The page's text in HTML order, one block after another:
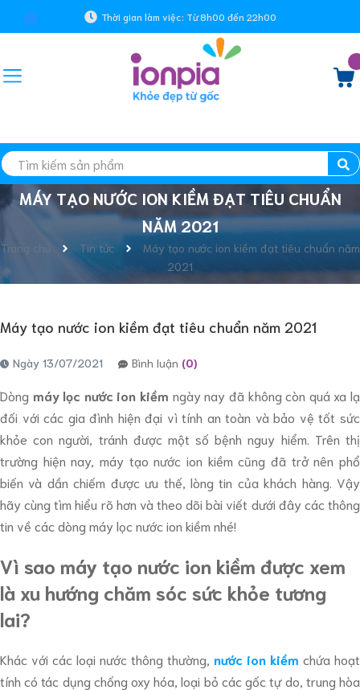
Thời gian làm việc: Từ 8h00 đến 22h00
MÁY TẠO NƯỚC ION KIỀM ĐẠT TIÊU CHUẨN
NĂM 2021
Trang chủ Tin tức
Máy tạo nước ion kiềm đạt tiêu chuẩn năm
2021
Máy tạo nước ion kiềm đạt tiêu chuẩn năm 2021
Ngày 13/07/2021 Bình luận (0)
Dòng máy lọc nước ion kiềm ngày nay đã không còn quá xa lạ
đối với các gia đình hiện đại vì tính an toàn và bảo vệ tốt sức
khỏe con người, tránh được một số bệnh nguy hiểm. Trên thị
trường hiện nay, máy tạo nước ion kiềm cũng đã trở nên phổ
biến và dần chiếm được ưu thế, lòng tin của khách hàng. Vậy
hãy cùng tìm hiểu rõ hơn và theo dõi bài viết dưới đây các thông
tin về các dòng máy lọc nước ion kiềm nhé!
Vì sao máy tạo nước ion kiềm được xem
là xu hướng chăm sóc sức khỏe tương
lai?
Khác với các loại nước thông thường, nước ion kiềm chứa hoạt
tính có tác dụng chống oxy hóa, loại bỏ các gốc tự do, trung hòa